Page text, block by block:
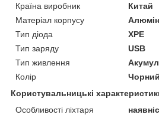
Країна виробник
Китай
Матеріал корпусу
Тип діода
XPE
Тип заряду
USB
Тип живлення
Колір
Чорний
Користувальницькі
Особливості ліхтаря